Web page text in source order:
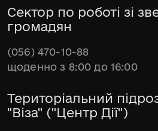
Сектор по роботі зі
громадян
(056) 470-10-88
щоденно з 8:00 до 16:00
Територіальний
"Віза" ("Центр Дії")